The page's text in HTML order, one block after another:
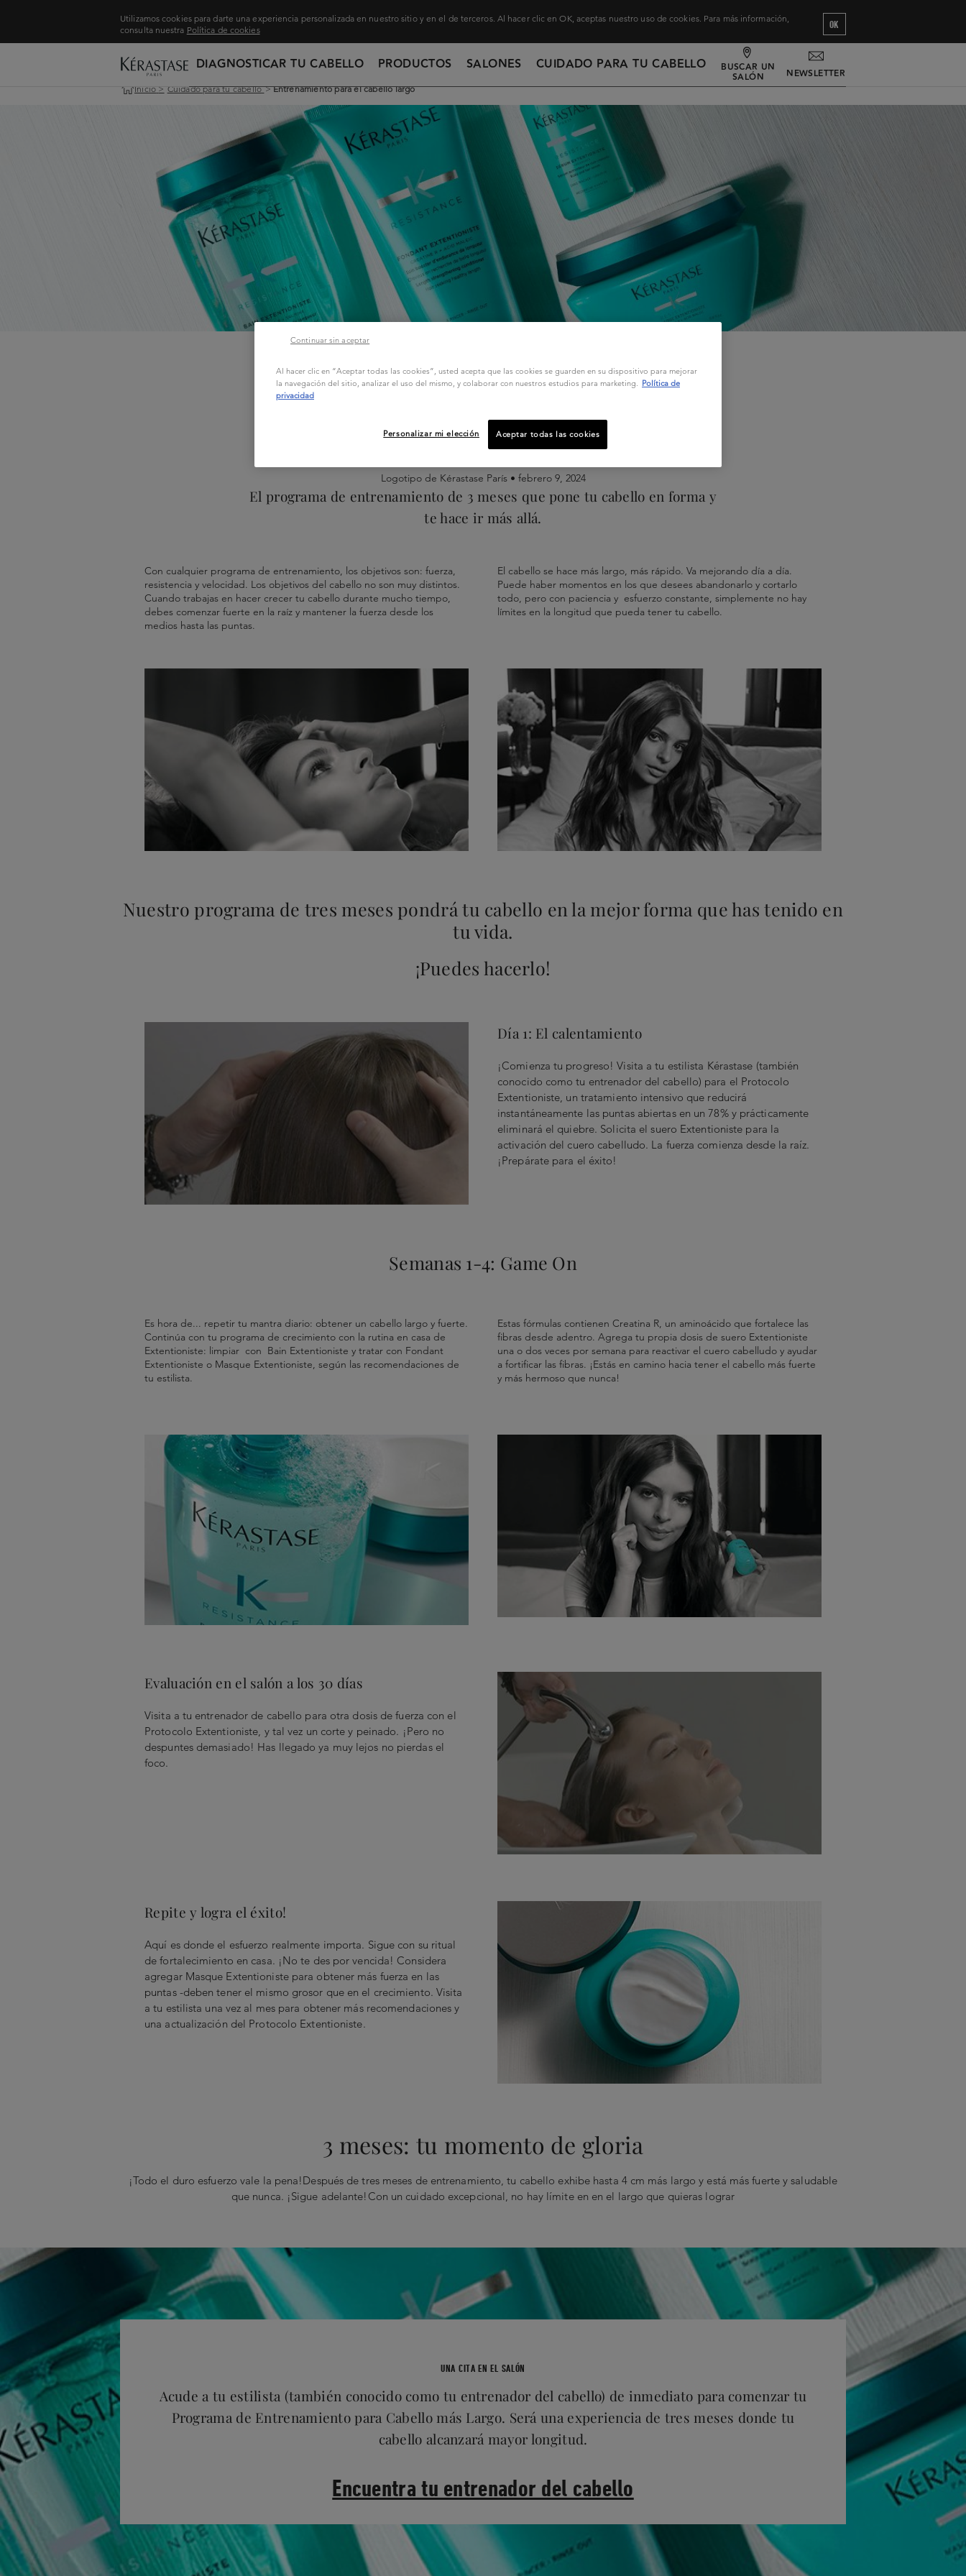
Utilizamos cookies para darte una experiencia personalizada en nuestro sitio y en el de terceros. Al hacer clic en OK, aceptas nuestro uso de cookies. Para más información,
consulta nuestra Política de cookies OK
DIAGNOSTICAR TU CABELLO PRODUCTOS SALONES CUIDADO PARA TU CABELLO BUSCAR UN
SALÓN NEWSLETTER
Inicio > Cuidado para tu cabello >Entrenamiento para el cabello largo
EXTIENDE TUS LÍMITES
Entrenamiento para el
cabello largo
Logotipo de Kérastase París • febrero 9, 2024
El programa de entrenamiento de 3 meses que pone tu cabello en forma y
te hace ir más allá.
Con cualquier programa de entrenamiento, los objetivos son: fuerza,
resistencia y velocidad. Los objetivos del cabello no son muy distintos.
Cuando trabajas en hacer crecer tu cabello durante mucho tiempo,
debes comenzar fuerte en la raíz y mantener la fuerza desde los
medios hasta las puntas.
El cabello se hace más largo, más rápido. Va mejorando día a día.
Puede haber momentos en los que desees abandonarlo y cortarlo
todo, pero con paciencia y esfuerzo constante, simplemente no hay
límites en la longitud que pueda tener tu cabello.
Nuestro programa de tres meses pondrá tu cabello en la mejor forma que has tenido en
tu vida.
¡Puedes hacerlo!
Día 1: El calentamiento
¡Comienza tu progreso! Visita a tu estilista Kérastase (también
conocido como tu entrenador del cabello) para el Protocolo
Extentioniste, un tratamiento intensivo que reducirá
instantáneamente las puntas abiertas en un 78% y prácticamente
eliminará el quiebre. Solicita el suero Extentioniste para la
activación del cuero cabelludo. La fuerza comienza desde la raíz.
¡Prepárate para el éxito!
Semanas 1-4: Game On
Es hora de... repetir tu mantra diario: obtener un cabello largo y fuerte.
Continúa con tu programa de crecimiento con la rutina en casa de
Extentioniste: limpiar con Bain Extentioniste y tratar con Fondant
Extentioniste o Masque Extentioniste, según las recomendaciones de
tu estilista.
Estas fórmulas contienen Creatina R, un aminoácido que fortalece las
fibras desde adentro. Agrega tu propia dosis de suero Extentioniste
una o dos veces por semana para reactivar el cuero cabelludo y ayudar
a fortificar las fibras. ¡Estás en camino hacia tener el cabello más fuerte
y más hermoso que nunca!
Evaluación en el salón a los 30 días
Visita a tu entrenador de cabello para otra dosis de fuerza con el
Protocolo Extentioniste, y tal vez un corte y peinado. ¡Pero no
despuntes demasiado! Has llegado ya muy lejos no pierdas el
foco.
Repite y logra el éxito!
Aquí es donde el esfuerzo realmente importa. Sigue con su ritual
de fortalecimiento en casa. ¡No te des por vencida! Considera
agregar Masque Extentioniste para obtener más fuerza en las
puntas -deben tener el mismo grosor que en el crecimiento. Visita
a tu estilista una vez al mes para obtener más recomendaciones y
una actualización del Protocolo Extentioniste.
3 meses: tu momento de gloria
¡Todo el duro esfuerzo vale la pena!Después de tres meses de entrenamiento, tu cabello exhibe hasta 4 cm más largo y está más fuerte y saludable
que nunca. ¡Sigue adelante!Con un cuidado excepcional, no hay límite en en el largo que quieras lograr
UNA CITA EN EL SALÓN
Acude a tu estilista (también conocido como tu entrenador del cabello) de inmediato para comenzar tu
Programa de Entrenamiento para Cabello más Largo. Será una experiencia de tres meses donde tu
cabello alcanzará mayor longitud.
Encuentra tu entrenador del cabello
Al hacer clic en “Aceptar todas las cookies”, usted acepta que las cookies se guarden en su dispositivo para mejorar
la navegación del sitio, analizar el uso del mismo, y colaborar con nuestros estudios para marketing. Política de
privacidad
Aceptar todas las cookies
Personalizar mi elección
Continuar sin aceptar